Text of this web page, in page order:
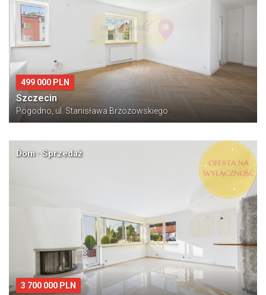
499 000 PLN
Szczecin
Pogodno, ul. Stanisława Brzozowskiego
Dom · Sprzedaż
3 700 000 PLN